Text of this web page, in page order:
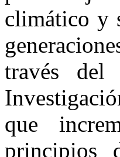
climático y
través del
que
principios